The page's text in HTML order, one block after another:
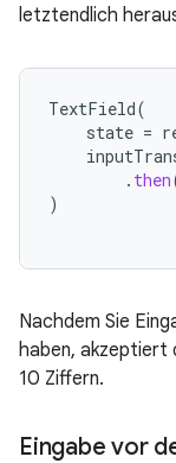
letztendlich
TextField(
state =
. then
)
Nachdem Sie
haben, akzeptiert
10 Ziffern.
Eingabe vor